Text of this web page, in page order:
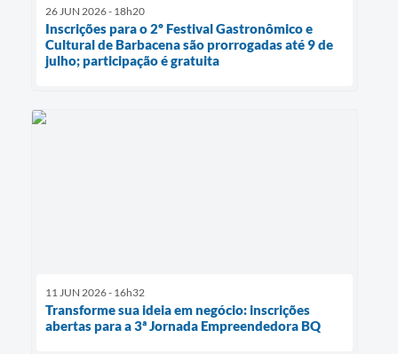
26 JUN 2026 - 18h20
Inscrições para o 2º Festival Gastronômico e
Cultural de Barbacena são prorrogadas até 9 de
julho; participação é gratuita
11 JUN 2026 - 16h32
Transforme sua ideia em negócio: inscrições
abertas para a 3ª Jornada Empreendedora BQ